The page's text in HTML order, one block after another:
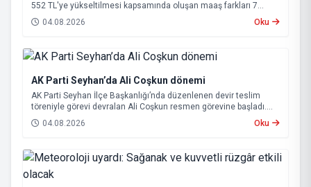
552 TL'ye yükseltilmesi kapsamında oluşan maaş farkları 7
Ağustos 2026 tarihinde hesaplara yatırılacak.
04.08.2026 Oku
AK Parti Seyhan’da Ali Coşkun dönemi
AK Parti Seyhan İlçe Başkanlığı’nda düzenlenen devir teslim
töreniyle görevi devralan Ali Coşkun resmen görevine başladı.
Hizmet vurgusu yapan Coşkun, “AK Partili olmak, bu ülkenin her
metrekaresine sevdalı olmaktır” dedi.
04.08.2026 Oku